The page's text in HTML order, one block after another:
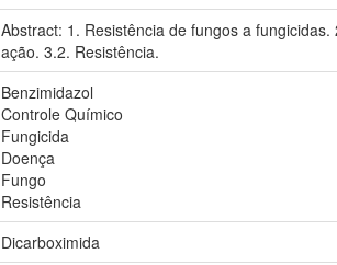
Abstract: 1. Resistência de fungos a
ação. 3.2. Resistência.
Benzimidazol
Controle Químico
Fungicida
Doença
Fungo
Resistência
Dicarboximida